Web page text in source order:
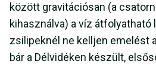
között gravitációsan (a
kihasználva) a víz átfolyatható
zsilipeknél ne kelljen emelést
bár a Délvidéken készült,